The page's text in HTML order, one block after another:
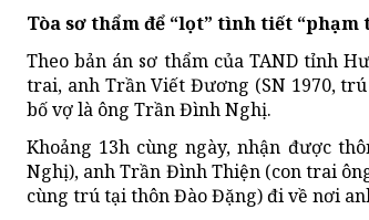
Tòa sơ thẩm để “lọt” tình tiết “phạm
Theo bản án sơ thẩm của TAND tỉnh
trai, anh Trần Viết Đương (SN 1970,
bố vợ là ông Trần Đình Nghị.
Khoảng 13h cùng ngày, nhận được
Nghị), anh Trần Đình Thiện (con trai
cùng trú tại thôn Đào Đặng) đi về nơi